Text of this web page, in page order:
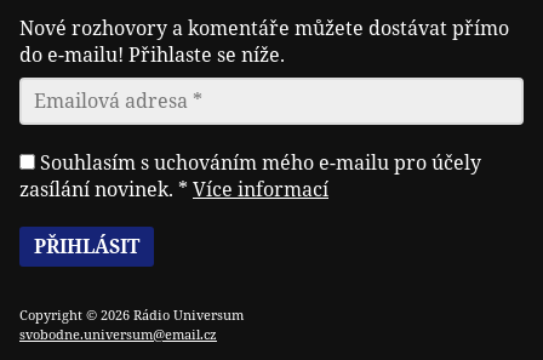
Nové rozhovory a komentáře můžete dostávat přímo
do e-mailu! Přihlaste se níže.
Souhlasím s uchováním mého e-mailu pro účely
zasílání novinek. * Více informací
Copyright © 2026 Rádio Universum
svobodne.universum@email.cz